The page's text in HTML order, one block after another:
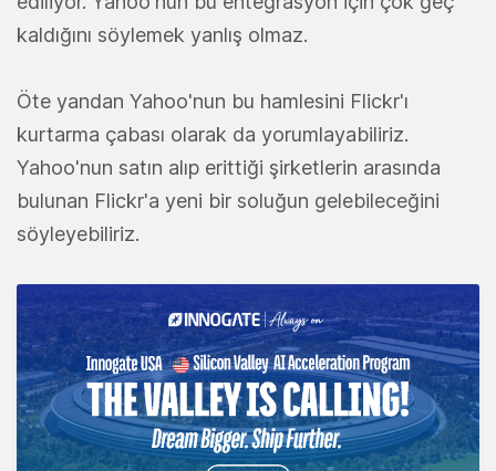
kaldığını söylemek yanlış olmaz.
Öte yandan Yahoo'nun bu hamlesini Flickr'ı
kurtarma çabası olarak da yorumlayabiliriz.
Yahoo'nun satın alıp erittiği şirketlerin arasında
bulunan Flickr'a yeni bir soluğun gelebileceğini
söyleyebiliriz.